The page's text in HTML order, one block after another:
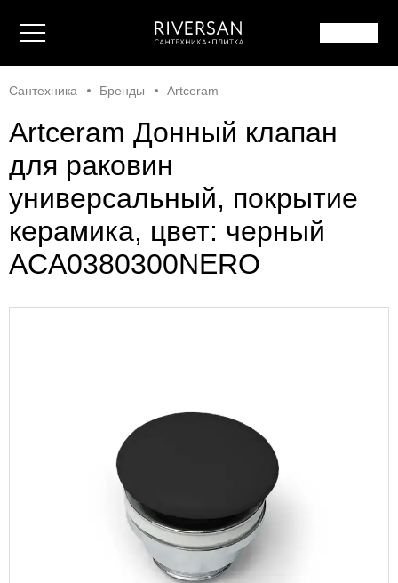
Сантехника Бренды Artceram
Artceram Донный клапан
для раковин
универсальный, покрытие
керамика, цвет: черный
ACA0380300NERO